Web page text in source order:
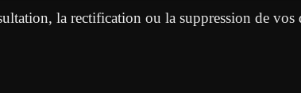
la rectification ou la suppression de vos